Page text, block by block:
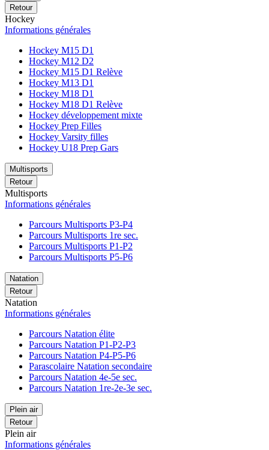
Retour
Hockey
Informations générales
Hockey M15 D1
Hockey M12 D2
Hockey M15 D1 Relève
Hockey M13 D1
Hockey M18 D1
Hockey M18 D1 Relève
Hockey développement mixte
Hockey Prep Filles
Hockey Varsity filles
Hockey U18 Prep Gars
Multisports
Retour
Multisports
Informations générales
Parcours Multisports P3-P4
Parcours Multisports 1re sec.
Parcours Multisports P1-P2
Parcours Multisports P5-P6
Natation
Retour
Natation
Informations générales
Parcours Natation élite
Parcours Natation P1-P2-P3
Parcours Natation P4-P5-P6
Parascolaire Natation secondaire
Parcours Natation 4e-5e sec.
Parcours Natation 1re-2e-3e sec.
Plein air
Retour
Plein air
Informations générales